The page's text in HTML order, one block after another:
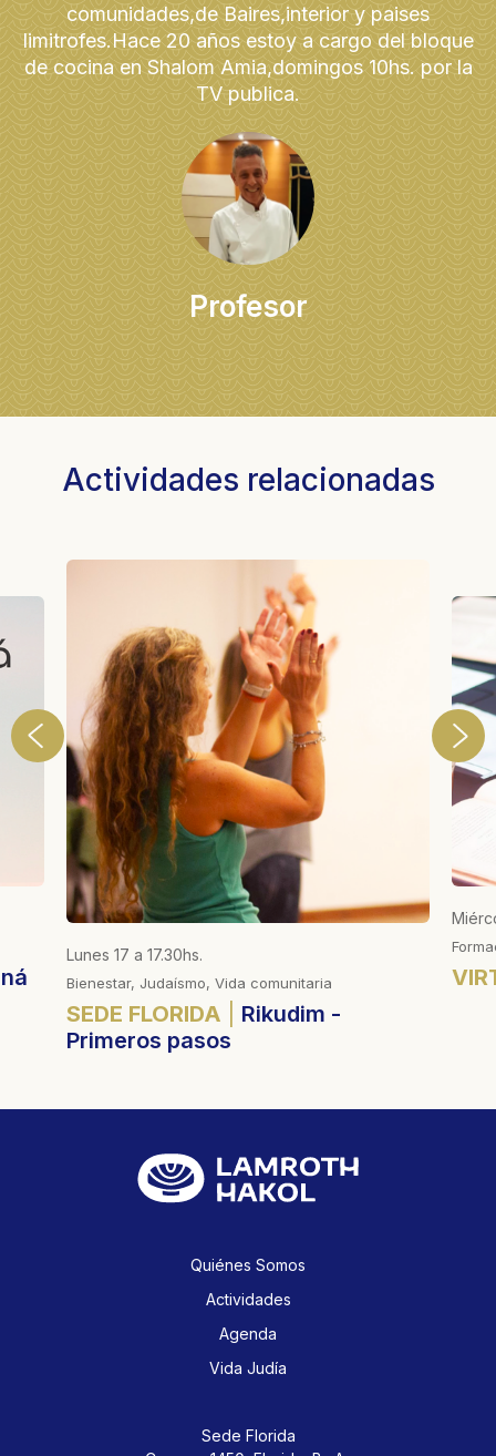
comunidades,de Baires,interior y paises
limitrofes.Hace 20 años estoy a cargo del bloque
de cocina en Shalom Amia,domingos 10hs. por la
TV publica.
Profesor
Actividades relacionadas
Lunes 17 a 17.30hs.
Bienestar, Judaísmo, Vida comunitaria
SEDE FLORIDA
Rikudim -
Primeros pasos
Quiénes Somos
Actividades
Agenda
Vida Judía
Sede Florida